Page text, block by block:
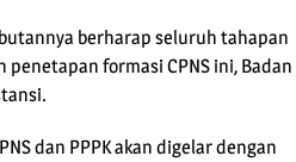
berharap seluruh tahapan
formasi CPNS ini, Badan
dan PPPK akan digelar dengan